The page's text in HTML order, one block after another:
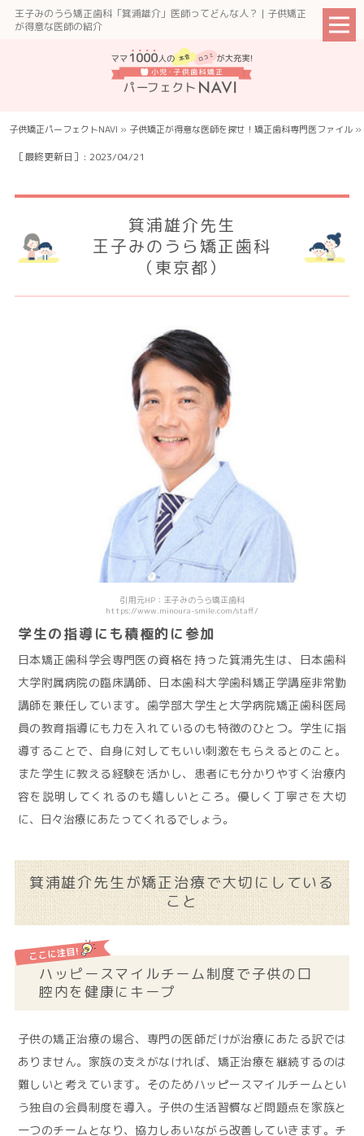
王子みのうら矯正歯科「箕浦雄介」医師ってどんな人？ | 子供矯正
が得意な医師の紹介
子供矯正パーフェクトNAVI » 子供矯正が得意な医師を探せ！矯正⻭科専門医ファイル »
［最終更新日］: 2023/04/21
箕浦雄介先生
王子みのうら矯正歯科
（東京都）
引用元HP：王子みのうら矯正歯科
https://www.minoura-smile.com/staff/
学生の指導にも積極的に参加
日本矯正歯科学会専門医の資格を持った箕浦先生は、日本歯科
大学附属病院の臨床講師、日本歯科大学歯科矯正学講座非常勤
講師を兼任しています。歯学部大学生と大学病院矯正歯科医局
員の教育指導にも力を入れているのも特徴のひとつ。学生に指
導することで、自身に対してもいい刺激をもらえるとのこと。
また学生に教える経験を活かし、患者にも分かりやすく治療内
容を説明してくれるのも嬉しいところ。優しく丁寧さを大切
に、日々治療にあたってくれるでしょう。
箕浦雄介先生が矯正治療で大切にしている
こと
ハッピースマイルチーム制度で子供の口
腔内を健康にキープ
子供の矯正治療の場合、専門の医師だけが治療にあたる訳では
ありません。家族の支えがなければ、矯正治療を継続するのは
難しいと考えています。そのためハッピースマイルチームとい
う独自の会員制度を導入。子供の生活習慣など問題点を家族と
一つのチームとなり、協力しあいながら改善していきます。チ